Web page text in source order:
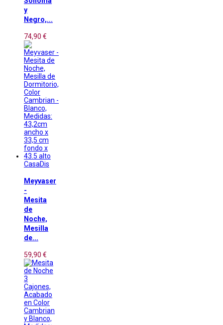
y
Negro,...
74,90 €
CasaDis
Meyvaser
-
Mesita
de
Noche,
Mesilla
de...
59,90 €